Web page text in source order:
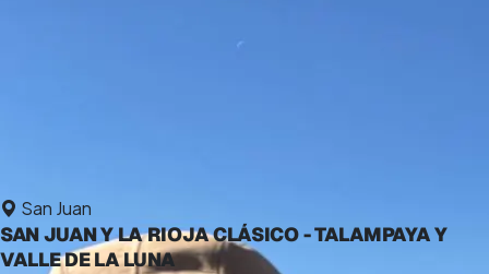
San Juan
SAN JUAN Y LA RIOJA CLÁSICO - TALAMPAYA Y
VALLE DE LA LUNA